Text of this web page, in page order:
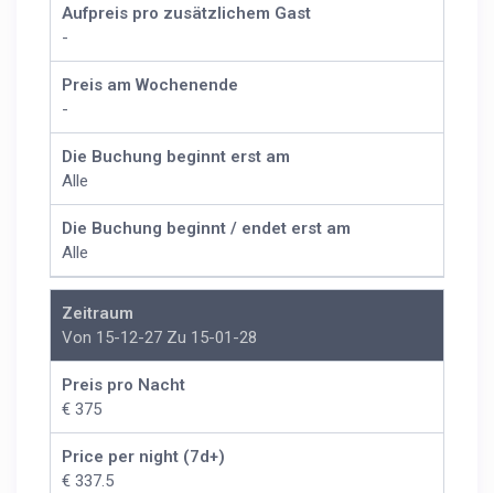
Aufpreis pro zusätzlichem Gast
-
Preis am Wochenende
-
Die Buchung beginnt erst am
Alle
Die Buchung beginnt / endet erst am
Alle
Zeitraum
Von 15-12-27 Zu 15-01-28
Preis pro Nacht
€ 375
Price per night (7d+)
€ 337.5